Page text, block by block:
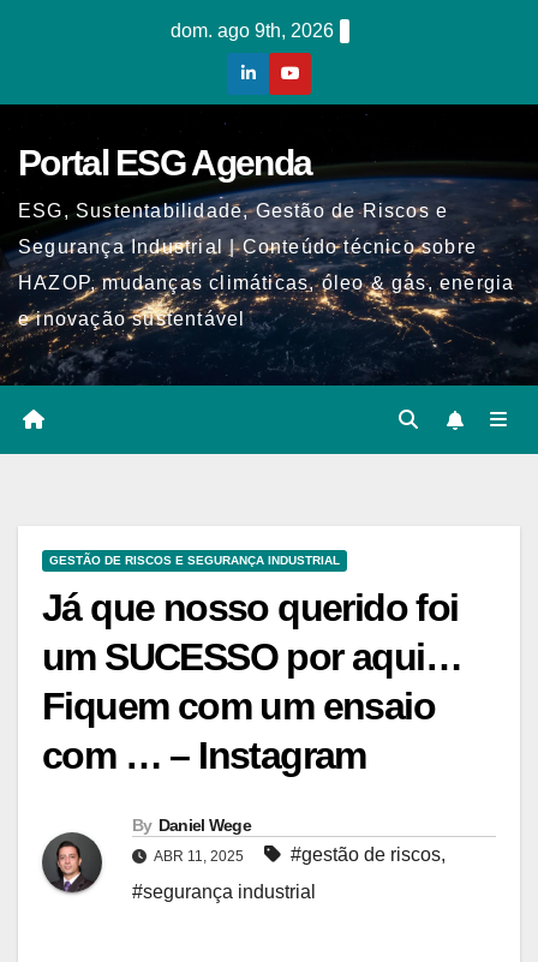
dom. ago 9th, 2026
Portal ESG Agenda
ESG, Sustentabilidade, Gestão de Riscos e
Segurança Industrial | Conteúdo técnico sobre
HAZOP, mudanças climáticas, óleo & gás, energia
e inovação sustentável
GESTÃO DE RISCOS E SEGURANÇA INDUSTRIAL
Já que nosso querido foi
um SUCESSO por aqui…
Fiquem com um ensaio
com … – Instagram
By Daniel Wege
ABR 11, 2025 #gestão de riscos,
#segurança industrial